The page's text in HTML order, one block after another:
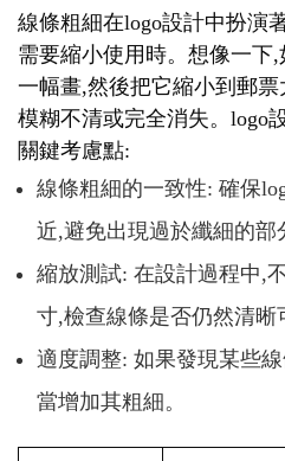
線條粗細在logo設計中扮演
需要縮小使用時。想像一下
一幅畫,然後把它縮小到郵
模糊不清或完全消失。logo
關鍵考慮點:
線條粗細的一致性: 確保
近,避免出現過於纖細的部
縮放測試: 在設計過程中,
寸,檢查線條是否仍然清晰
適度調整: 如果發現某些
當增加其粗細。